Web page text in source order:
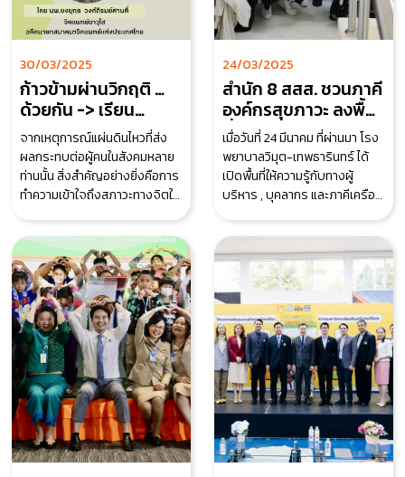
30/03/2025
ก้าวข้ามผ่านวิกฤติ …
ด้วยกัน -> เรียน
รู้+เข้าใจ+แสดงความ
ห่วงใย กันและกัน
จากเหตุการณ์แผ่นดินไหวที่ส่ง
ผลกระทบต่อผู้คนในสังคมหลาย
ท่านนั้น สิ่งสำคัญอย่างยิ่งคือการ
ทำความเข้าใจถึงสภาวะทางจิตใจ
และสังคมของผู้ที่ได้รับผลกระทบ
ควบค
24/03/2025
สำนัก 8 สสส. ชวนภาคี
องค์กรสุขภาวะ ลงพื้น
ที่ดูงานจัดการโรคเบา
หวานครบวงจร-
รพ.วิมุต-เทพธารินทร์
เมื่อวันที่ 24 มีนาคม ที่ผ่านมา โรง
พยาบาลวิมุต-เทพธารินทร์ ได้
เปิดพื้นที่ให้ความรู้กับทางผู้
บริหาร , บุคลากร และภาคีเครือ
อง